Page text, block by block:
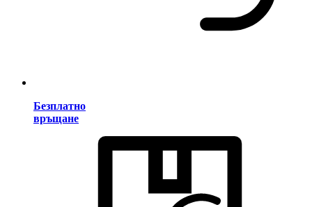
Безплатно
връщане